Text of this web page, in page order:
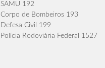
SAMU 192
Corpo de Bombeiros 193
Defesa Civil 199
Polícia Rodoviária Federal 1527